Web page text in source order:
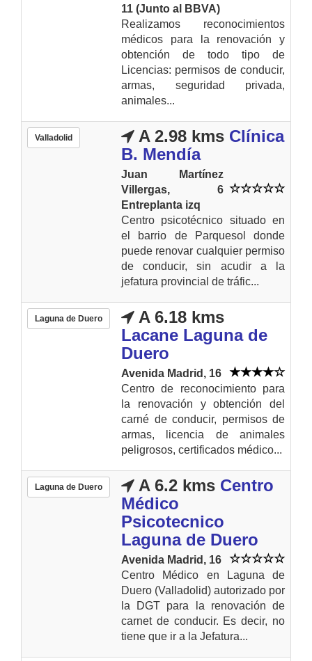
11 (Junto al BBVA)
Realizamos reconocimientos
médicos para la renovación y
obtención de todo tipo de
Licencias: permisos de conducir,
armas, seguridad privada,
animales...
Valladolid A 2.98 kms Clínica
B. Mendía
Juan Martínez
Villergas, 6
Entreplanta izq
Centro psicotécnico situado en
el barrio de Parquesol donde
puede renovar cualquier permiso
de conducir, sin acudir a la
jefatura provincial de tráfic...
Laguna de Duero
A 6.18 kms
Lacane Laguna de
Duero
Avenida Madrid, 16
Centro de reconocimiento para
la renovación y obtención del
carné de conducir, permisos de
armas, licencia de animales
peligrosos, certificados médico...
Laguna de Duero A 6.2 kms Centro
Médico
Psicotecnico
Laguna de Duero
Avenida Madrid, 16
Centro Médico en Laguna de
Duero (Valladolid) autorizado por
la DGT para la renovación de
carnet de conducir. Es decir, no
tiene que ir a la Jefatura...